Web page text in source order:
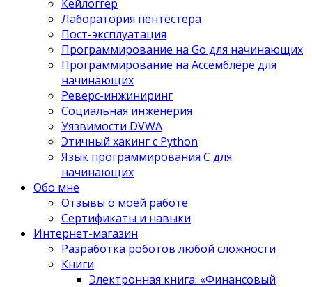
Кейлоггер
Лаборатория пентестера
Пост-эксплуатация
Программирование на Go для начинающих
Программирование на Ассемблере для
начинающих
Реверс-инжиниринг
Социальная инженерия
Уязвимости DVWA
Этичный хакинг с Python
Язык программирования С для
начинающих
Обо мне
Отзывы о моей работе
Сертификаты и навыки
Интернет-магазин
Разработка роботов любой сложности
Книги
Электронная книга: «Финансовый